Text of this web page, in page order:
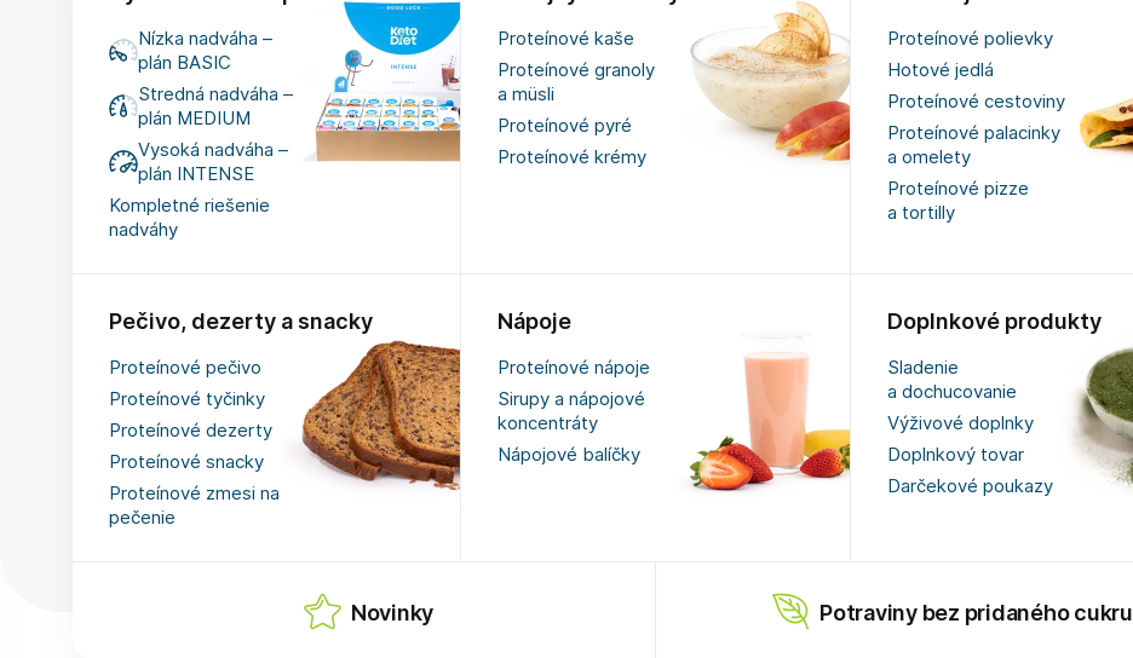
Nízka nadváha –
plán BASIC
Stredná nadváha –
plán MEDIUM
Vysoká nadváha –
plán INTENSE
Kompletné riešenie
nadváhy
Proteínové kaše
Proteínové granoly
a müsli
Proteínové pyré
Proteínové krémy
Proteínové polievky
Hotové jedlá
Proteínové cestoviny
Proteínové palacinky
a omelety
Proteínové pizze
a tortilly
Pečivo, dezerty a snacky
Proteínové pečivo
Proteínové tyčinky
Proteínové dezerty
Proteínové snacky
Proteínové zmesi na
pečenie
Nápoje
Proteínové nápoje
Sirupy a nápojové
koncentráty
Nápojové balíčky
Doplnkové produkty
Sladenie
a dochucovanie
Výživové doplnky
Doplnkový tovar
Darčekové poukazy
Novinky Potraviny bez pridaného cukru